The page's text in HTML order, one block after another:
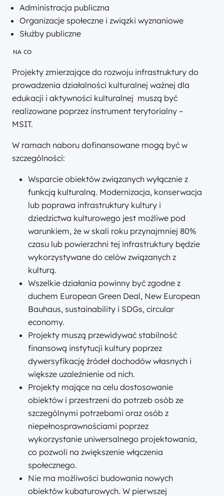
Administracja publiczna
Organizacje społeczne i związki wyznaniowe
Służby publiczne
NA CO
Projekty zmierzające do rozwoju infrastruktury do
prowadzenia działalności kulturalnej ważnej dla
edukacji i aktywności kulturalnej muszą być
realizowane poprzez instrument terytorialny –
MSIT.
W ramach naboru dofinansowane mogą być w
szczególności:
Wsparcie obiektów związanych wyłącznie z
funkcją kulturalną. Modernizacja, konserwacja
lub poprawa infrastruktury kultury i
dziedzictwa kulturowego jest możliwe pod
warunkiem, że w skali roku przynajmniej 80%
czasu lub powierzchni tej infrastruktury będzie
wykorzystywane do celów związanych z
kulturą.
Wszelkie działania powinny być zgodne z
duchem European Green Deal, New European
Bauhaus, sustainability i SDGs, circular
economy.
Projekty muszą przewidywać stabilność
finansową instytucji kultury poprzez
dywersyfikację źródeł dochodów własnych i
większe uzależnienie od nich.
Projekty mające na celu dostosowanie
obiektów i przestrzeni do potrzeb osób ze
szczególnymi potrzebami oraz osób z
niepełnosprawnościami poprzez
wykorzystanie uniwersalnego projektowania,
co pozwoli na zwiększenie włączenia
społecznego.
Nie ma możliwości budowania nowych
obiektów kubaturowych. W pierwszej